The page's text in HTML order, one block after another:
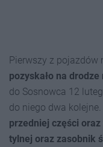
Pierwszy z pojazdów
pozyskało na
do Sosnowca 12
do niego dwa
przedniej części
tylnej oraz zasobnik